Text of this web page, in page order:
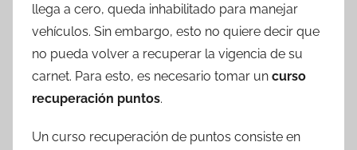
llega a cero, queda inhabilitado para manejar
vehículos. Sin embargo, esto no quiere decir que
no pueda volver a recuperar la vigencia de su
carnet. Para esto, es necesario tomar un curso
recuperación puntos.
Un curso recuperación de puntos consiste en